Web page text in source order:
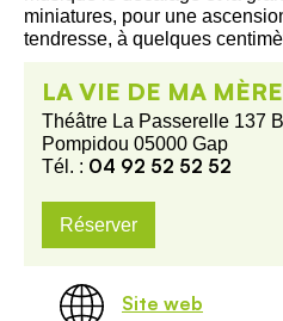
miniatures, pour une
tendresse, à quelques
LA VIE DE MA MÈRE
Théâtre La Passerelle 137
Pompidou 05000 Gap
Tél. : 04 92 52 52 52
Réserver
Site web